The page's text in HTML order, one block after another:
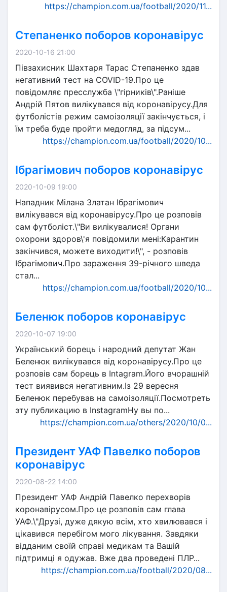
https://champion.com.ua/football/2020/11...
Степаненко поборов коронавірус
2020-10-16 21:00
Півзахисник Шахтаря Тарас Степаненко здав
негативний тест на COVID-19.Про це
повідомляє пресслужба \"гірників\".Раніше
Андрій Пятов вилікувався від коронавірусу.Для
футболістів режим самоізоляції закінчується, і
їм треба буде пройти медогляд, за підсум...
https://champion.com.ua/football/2020/10...
Ібрагімович поборов коронавірус
2020-10-09 19:00
Нападник Мілана Златан Ібрагімович
вилікувався від коронавірусу.Про це розповів
сам футболіст.\"Ви вилікувалися! Органи
охорони здоров\'я повідомили мені:Карантин
закінчився, можете виходити!\", - розповів
Ібрагімович.Про зараження 39-річного шведа
стал...
https://champion.com.ua/football/2020/10...
Беленюк поборов коронавірус
2020-10-07 19:00
Український борець і народний депутат Жан
Беленюк вилікувався від коронавірусу.Про це
розповів сам борець в Intagram.Його вчорашній
тест виявився негативним.Із 29 вересня
Беленюк перебував на самоізоляції.Посмотреть
эту публикацию в InstagramНу вы по...
https://champion.com.ua/others/2020/10/0...
Президент УАФ Павелко поборов
коронавірус
2020-08-22 14:00
Президент УАФ Андрій Павелко перехворів
коронавірусом.Про це розповів сам глава
УАФ.\"Друзі, дуже дякую всім, хто хвилювався і
цікавився перебігом мого лікування. Завдяки
відданим своїй справі медикам та Вашій
підтримці я одужав. Вже два проведені ПЛР...
https://champion.com.ua/football/2020/08...